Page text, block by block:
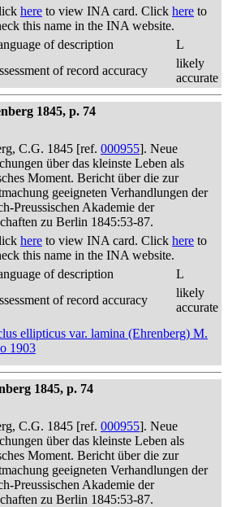
here to view INA card. Click here to
this name in the INA website.
of description
L
of record accuracy
likely
accurate
1845, p. 74
C.G. 1845 [ref. 000955]. Neue
über das kleinste Leben als
Moment. Bericht über die zur
geeigneten Verhandlungen der
Preussischen Akademie der
zu Berlin 1845:53-87.
here to view INA card. Click here to
this name in the INA website.
of description
L
of record accuracy
likely
accurate
ellipticus var. lamina (Ehrenberg) M.
1903
1845, p. 74
C.G. 1845 [ref. 000955]. Neue
über das kleinste Leben als
Moment. Bericht über die zur
geeigneten Verhandlungen der
Preussischen Akademie der
zu Berlin 1845:53-87.